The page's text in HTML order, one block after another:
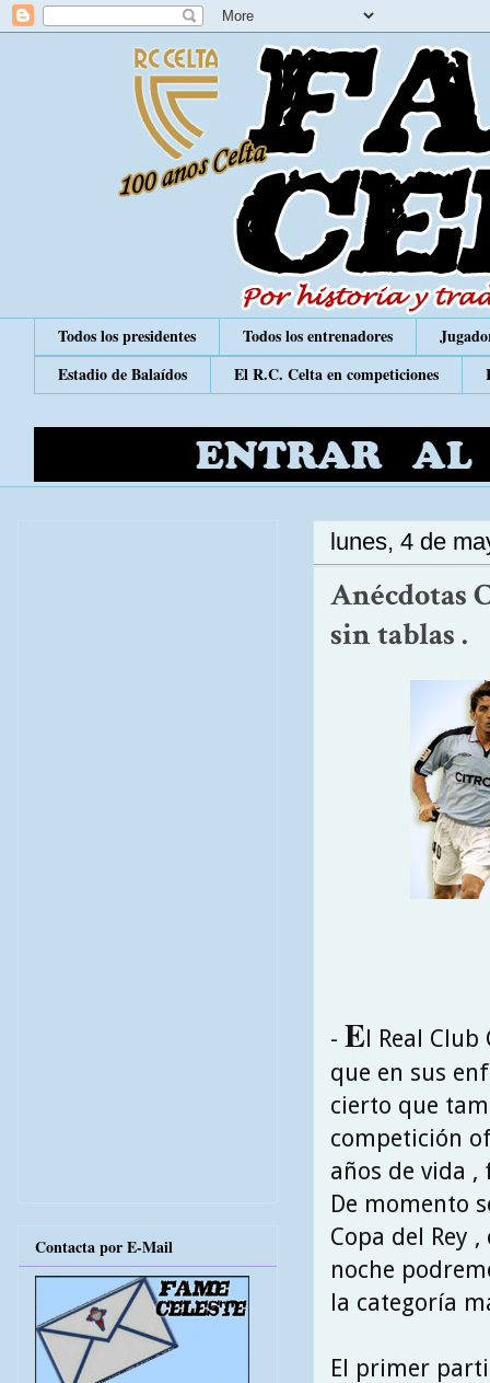
Todos los presidentes Todos los entrenadores
Estadio de Balaídos
El R.C. Celta en competiciones
lunes, 4 de
Anécdotas
sin tablas .
- El Real
que en sus
cierto que
competición
años de vida ,
De momento
Copa del Rey
noche
la categoría
El primer
Contacta por E-Mail